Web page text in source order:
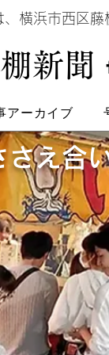
、横浜市西区
新聞
アーカイブ
さえ合